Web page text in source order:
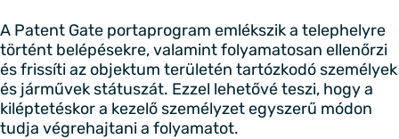
A Patent Gate portaprogram emlékszik a telephelyre
történt belépésekre, valamint folyamatosan ellenőrzi
és frissíti az objektum területén tartózkodó személyek
és járművek státuszát. Ezzel lehetővé teszi, hogy a
kiléptetéskor a kezelő személyzet egyszerű módon
tudja végrehajtani a folyamatot.